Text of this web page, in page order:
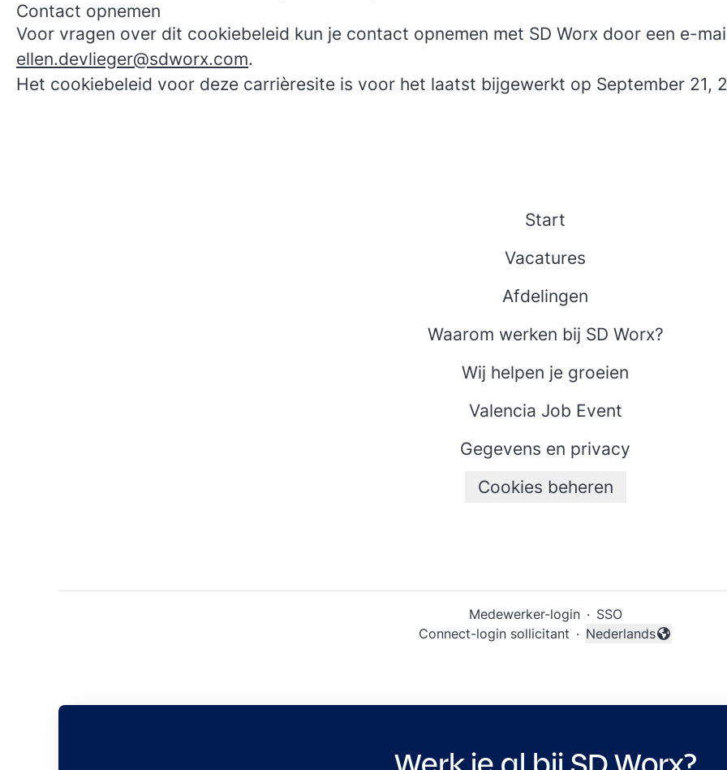
Contact opnemen
Voor vragen over dit cookiebeleid kun je contact opnemen met SD Worx door een e-
ellen.devlieger@sdworx.com.
Het cookiebeleid voor deze carrièresite is voor het laatst bijgewerkt op September 21,
Start
Vacatures
Afdelingen
Waarom werken bij SD Worx?
Wij helpen je groeien
Valencia Job Event
Gegevens en privacy
Cookies beheren
Medewerker-login · SSO
Connect-login sollicitant ·
Taal wijzigen
Nederlands